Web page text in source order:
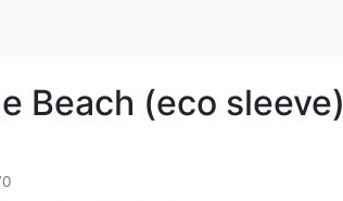
Beach (eco sleeve)